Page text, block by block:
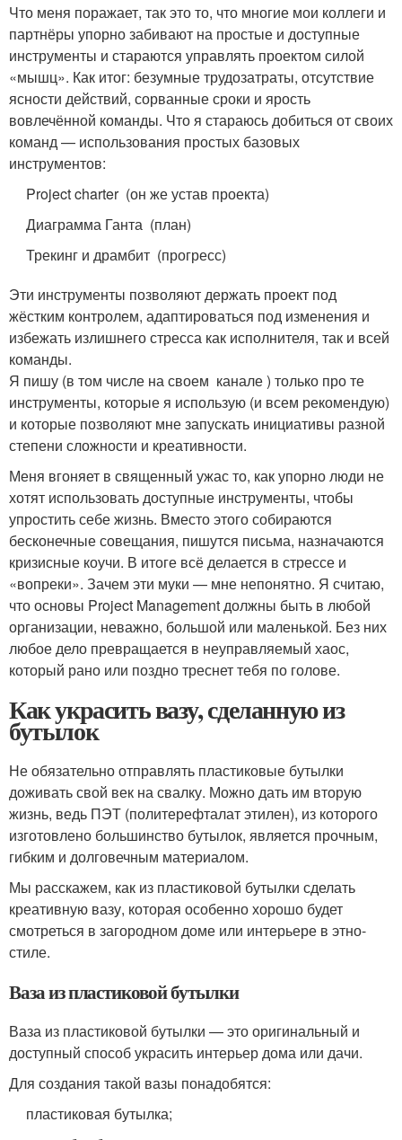
Что меня поражает, так это то, что многие мои коллеги и
партнёры упорно забивают на простые и доступные
инструменты и стараются управлять проектом силой
«мышц». Как итог: безумные трудозатраты, отсутствие
ясности действий, сорванные сроки и ярость
вовлечённой команды. Что я стараюсь добиться от своих
команд — использования простых базовых
инструментов:
Project charter (он же устав проекта)
Диаграмма Ганта (план)
Трекинг и драмбит (прогресс)
Эти инструменты позволяют держать проект под
жёстким контролем, адаптироваться под изменения и
избежать излишнего стресса как исполнителя, так и всей
команды.
Я пишу (в том числе на своем канале ) только про те
инструменты, которые я использую (и всем рекомендую)
и которые позволяют мне запускать инициативы разной
степени сложности и креативности.
Меня вгоняет в священный ужас то, как упорно люди не
хотят использовать доступные инструменты, чтобы
упростить себе жизнь. Вместо этого собираются
бесконечные совещания, пишутся письма, назначаются
кризисные коучи. В итоге всё делается в стрессе и
«вопреки». Зачем эти муки — мне непонятно. Я считаю,
что основы Project Management должны быть в любой
организации, неважно, большой или маленькой. Без них
любое дело превращается в неуправляемый хаос,
который рано или поздно треснет тебя по голове.
Как украсить вазу, сделанную из
бутылок
Не обязательно отправлять пластиковые бутылки
доживать свой век на свалку. Можно дать им вторую
жизнь, ведь ПЭТ (политерефталат этилен), из которого
изготовлено большинство бутылок, является прочным,
гибким и долговечным материалом.
Мы расскажем, как из пластиковой бутылки сделать
креативную вазу, которая особенно хорошо будет
смотреться в загородном доме или интерьере в этно-
стиле.
Ваза из пластиковой бутылки
Ваза из пластиковой бутылки — это оригинальный и
доступный способ украсить интерьер дома или дачи.
Для создания такой вазы понадобятся:
пластиковая бутылка;